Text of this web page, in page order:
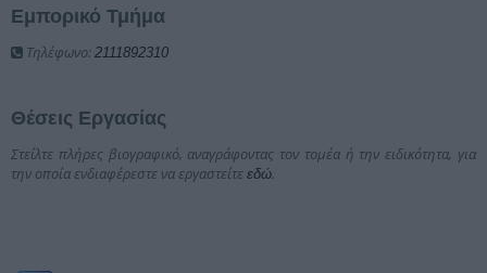
Εμπορικό Τμήμα
Τηλέφωνο: 2111892310
Θέσεις Εργασίας
Στείλτε πλήρες βιογραφικό, αναγράφοντας τον τομέα ή την ειδικότητα, για
την οποία ενδιαφέρεστε να εργαστείτε εδώ.